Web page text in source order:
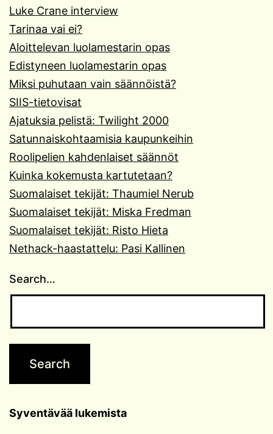
Luke Crane interview
Tarinaa vai ei?
Aloittelevan luolamestarin opas
Edistyneen luolamestarin opas
Miksi puhutaan vain säännöistä?
SIIS-tietovisat
Ajatuksia pelistä: Twilight 2000
Satunnaiskohtaamisia kaupunkeihin
Roolipelien kahdenlaiset säännöt
Kuinka kokemusta kartutetaan?
Suomalaiset tekijät: Thaumiel Nerub
Suomalaiset tekijät: Miska Fredman
Suomalaiset tekijät: Risto Hieta
Nethack-haastattelu: Pasi Kallinen
Search…
Syventävää lukemista